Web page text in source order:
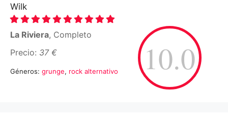
Wilk
10.0
La Riviera, Completo
Precio: 37 €
Géneros: grunge, rock alternativo